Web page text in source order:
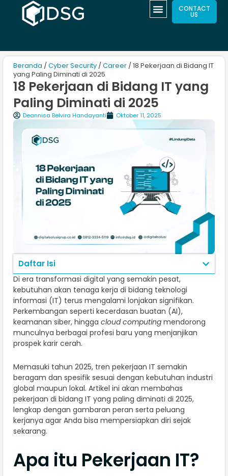
CONTACT
US
Beranda / Cyber Security / Career / 18 Pekerjaan di Bidang IT
yang Paling Diminati di 2025
18 Pekerjaan di Bidang IT yang
Paling Diminati di 2025
Deannisa Belvira Handayanti Oktober 11, 2025
Daftar Isi
Di era transformasi digital yang semakin pesat,
kebutuhan akan tenaga kerja di bidang teknologi
informasi (IT) terus mengalami lonjakan signifikan.
Perkembangan seperti kecerdasan buatan (AI),
keamanan siber, hingga cloud computing mendorong
munculnya berbagai profesi baru yang menjanjikan
prospek karir cerah.
Memasuki tahun 2025, tren pekerjaan IT semakin
beragam dan spesifik sesuai dengan kebutuhan industri
global maupun lokal. Artikel ini akan membahas
pekerjaan di bidang IT yang paling diminati di 2025,
lengkap dengan gambaran peran serta peluang
kerjanya agar Anda bisa mempersiapkan diri sejak
sekarang.
Apa itu Pekerjaan IT?